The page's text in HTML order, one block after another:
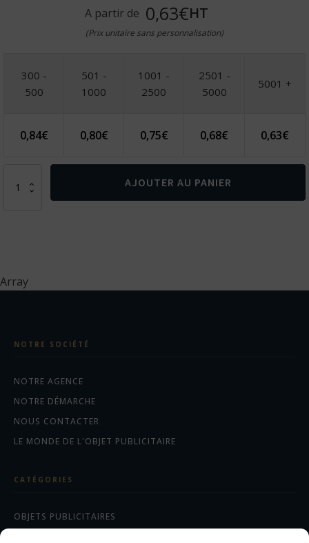
A partir de 0,63€HT
(Prix unitaire sans personnalisation)
300 -
500
501 -
1000
1001 -
2500
2501 -
5000
5001 +
0,84€ 0,80€ 0,75€ 0,68€ 0,63€
AJOUTER AU PANIER
Array
NOTRE SOCIÉTÉ
NOTRE AGENCE
NOTRE DÉMARCHE
NOUS CONTACTER
LE MONDE DE L'OBJET PUBLICITAIRE
CATÉGORIES
OBJETS PUBLICITAIRES